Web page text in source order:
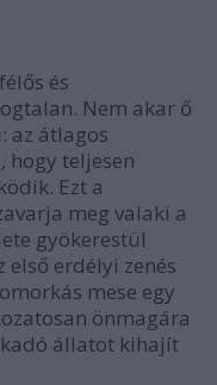
és
Nem akar ő
az átlagos
hogy teljesen
Ezt a
meg valaki a
gyökerestül
erdélyi zenés
mese egy
önmagára
állatot kihajít